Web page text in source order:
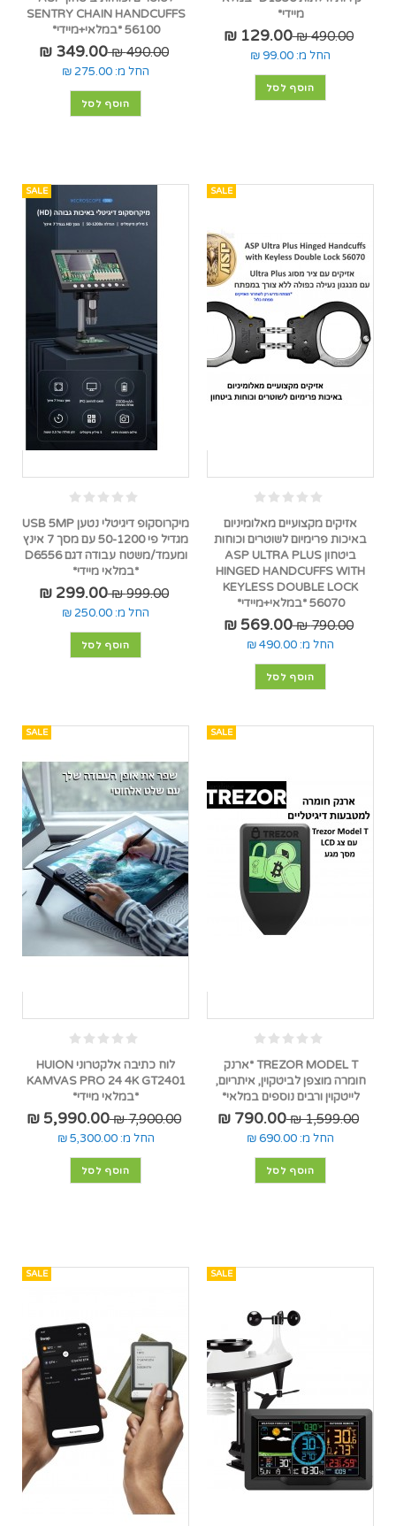
מיידי*
490.00 ₪
129.00 ₪
החל מ: 99.00 ₪
הוסף לסל
SENTRY CHAIN HANDCUFFS
56100 *במלאי+מיידי*
490.00 ₪
349.00 ₪
החל מ: 275.00 ₪
הוסף לסל
SALE
אזיקים מקצועיים מאלומיניום
באיכות פרימיום לשוטרים וכוחות
ביטחון ASP ULTRA PLUS
HINGED HANDCUFFS WITH
KEYLESS DOUBLE LOCK
56070 *במלאי+מיידי*
790.00 ₪
569.00 ₪
החל מ: 490.00 ₪
הוסף לסל
SALE
מיקרוסקופ דיגיטלי נטען USB 5MP
מגדיל פי 50-1200 עם מסך 7 אינץ
ומעמד/משטח עבודה דגם D6556
*במלאי מיידי*
999.00 ₪
299.00 ₪
החל מ: 250.00 ₪
הוסף לסל
SALE
TREZOR MODEL T *ארנק
חומרה מוצפן לביטקוין, איתריום,
לייטקוין ורבים נוספים במלאי*
1,599.00 ₪
790.00 ₪
החל מ: 690.00 ₪
הוסף לסל
SALE
לוח כתיבה אלקטרוני HUION
KAMVAS PRO 24 4K GT2401
*במלאי מיידי*
7,900.00 ₪
5,990.00 ₪
החל מ: 5,300.00 ₪
הוסף לסל
SALE
SALE